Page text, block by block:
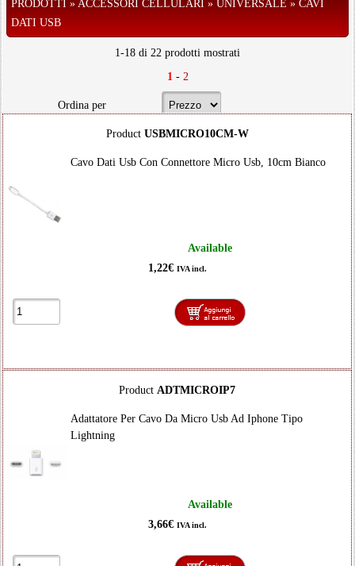
PRODOTTI » ACCESSORI CELLULARI » UNIVERSALE » CAVI
DATI USB
1-18 di 22 prodotti mostrati
1- 2
Ordina per
Product USBMICRO10CM-W
Cavo Dati Usb Con Connettore Micro Usb, 10cm Bianco
Available
1,22€ IVA incl.
Product ADTMICROIP7
Adattatore Per Cavo Da Micro Usb Ad Iphone Tipo
Lightning
Available
3,66€ IVA incl.